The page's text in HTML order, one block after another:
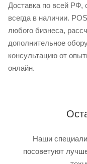
Доставка по всей РФ,
всегда в наличии.
любого бизнеса,
дополнительное
консультацию от
онлайн.
Наши
посоветуют